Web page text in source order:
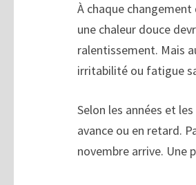
À chaque changement
une chaleur douce
ralentissement. Mais
irritabilité ou fatigue
Selon les années et
avance ou en retard.
novembre arrive. Une